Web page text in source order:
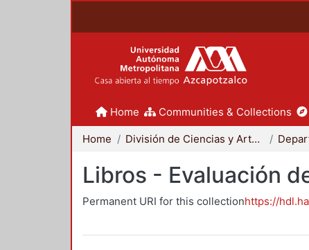
Home Communities & Collections
Home División de Ciencias y Artes para el Diseño
Libros - Evaluación
Permanent URI for this collectionhttps://